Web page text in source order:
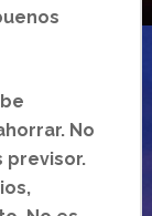
No
previsor.